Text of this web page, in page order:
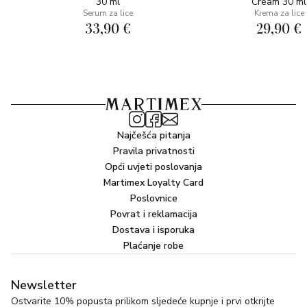
SASTOJCI: AQUA (WATER), C12-15 ALKYL
BENZOATE, DIBUTYL ADIPATE, DIETHYLAMINO
TRIAZINE, ETHYLHEXYL TRIAZONE, METHYLENE
BIS-BENZOTRIAZOLYL
TETRAMETHYLBUTYLPHENOL (NANO), POTASSIUM
CETYL PHOSPHATE, TRIS-BIPHENYL TRIAZINE
(NANO), GLYCERYL STEARATE, DECYL GLUCOSIDE,
PHENOXYETHANOL, CAPRYLYL GLYCOL,
LIMNANTHES ALBA (MEADOWFOAM) SEED OIL,
SODIUM CARBOMER, CETEARYL ALCOHOL, PARFUM
(FRAGRANCE), XANTHAN GUM, VACCINIUM VITIS-
IDAEA FRUIT EXTRACT, DISODIUM EDTA,
ALCOHOL, BUTYLENE GLYCOL, DISODIUM
PHOSPHATE, PROPYLENE GLYCOL, CERAMIDE NP,
Serum za lice
33,90 €
Krema za lice
29,90 €
Najčešća pitanja
Pravila privatnosti
Opći uvjeti poslovanja
Martimex Loyalty Card
Poslovnice
Povrat i reklamacija
Dostava i isporuka
Plaćanje robe
Newsletter
Ostvarite 10% popusta prilikom sljedeće kupnje i prvi otkrijte